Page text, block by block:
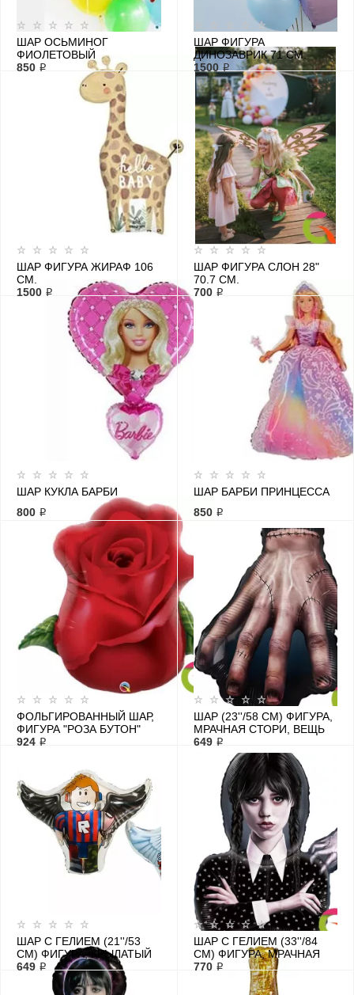
ШАР ОСЬМИНОГ
ФИОЛЕТОВЫЙ
850 ₽
ШАР ФИГУРА
ДИНОЗАВРИК 71 СМ.
1500 ₽
ШАР ФИГУРА ЖИРАФ 106
СМ.
1500 ₽
ШАР ФИГУРА СЛОН 28"
70.7 СМ.
700 ₽
ШАР КУКЛА БАРБИ
800 ₽
ШАР БАРБИ ПРИНЦЕССА
850 ₽
ФОЛЬГИРОВАННЫЙ ШАР,
ФИГУРА "РОЗА БУТОН"
924 ₽
ШАР (23''/58 СМ) ФИГУРА,
МРАЧНАЯ СТОРИ, ВЕЩЬ
649 ₽
ШАР С ГЕЛИЕМ (21''/53
СМ) ФИГУРА, КРЫЛАТЫЙ
ГЕРОЙ
649 ₽
ШАР С ГЕЛИЕМ (33''/84
СМ) ФИГУРА, МРАЧНАЯ
СТОРИ, УЭНСДЕЙ
770 ₽